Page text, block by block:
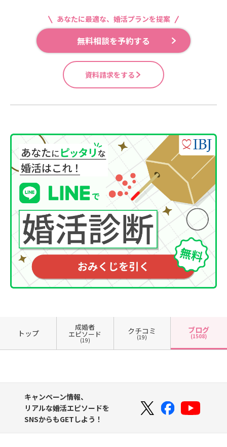
あなたに最適な、婚活プランを提案
無料相談を予約する
資料請求をする
トップ
成婚者
エピソード
(19)
クチコミ
(19)
ブログ
(1508)
キャンペーン情報、
リアルな婚活エピソードを
SNSからもGETしよう！